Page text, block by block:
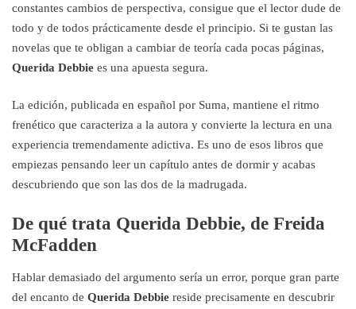
constantes cambios de perspectiva, consigue que el lector dude de
todo y de todos prácticamente desde el principio. Si te gustan las
novelas que te obligan a cambiar de teoría cada pocas páginas,
Querida Debbie es una apuesta segura.
La edición, publicada en español por Suma, mantiene el ritmo
frenético que caracteriza a la autora y convierte la lectura en una
experiencia tremendamente adictiva. Es uno de esos libros que
empiezas pensando leer un capítulo antes de dormir y acabas
descubriendo que son las dos de la madrugada.
De qué trata Querida Debbie, de Freida
McFadden
Hablar demasiado del argumento sería un error, porque gran parte
del encanto de Querida Debbie reside precisamente en descubrir